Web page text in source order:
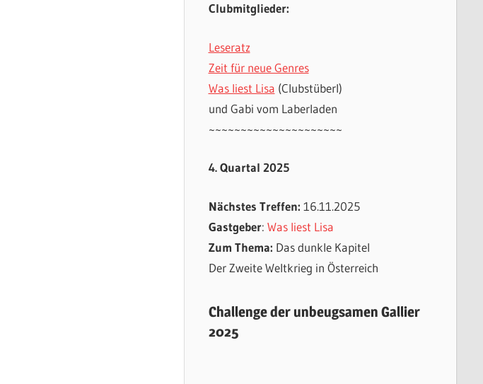
Clubmitglieder:
Leseratz
Zeit für neue Genres
Was liest Lisa (Clubstüberl)
und Gabi vom Laberladen
~~~~~~~~~~~~~~~~~~~~~
4. Quartal 2025
Nächstes Treffen: 16.11.2025
Gastgeber: Was liest Lisa
Zum Thema: Das dunkle Kapitel
Der Zweite Weltkrieg in Österreich
Challenge der unbeugsamen Gallier
2025